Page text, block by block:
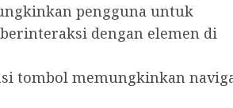
pengguna untuk
dengan elemen di
tombol memungkinkan